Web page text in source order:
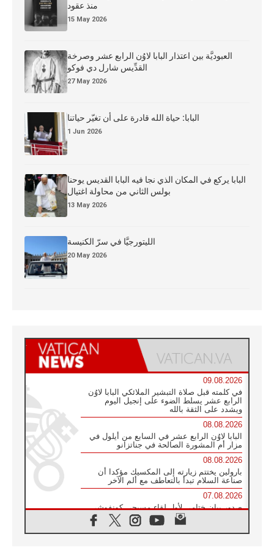
منذ عقود
15 May 2026
العبوديَّة بين اعتذار البابا لاوُن الرابع عشر وصرخة
القدِّيس شارل دي فوكو
27 May 2026
البابا: حياة الله قادرة على أن تغيّر حياتنا
1 Jun 2026
البابا يركع في المكان الذي نجا فيه البابا القديس يوحنا
بولس الثاني من محاولة اغتيال
13 May 2026
الليتورجيَّا في سرّ الكنيسة
20 May 2026
09.08.2026
في كلمته قبل صلاة التبشير الملائكي البابا لاوُن
الرابع عشر يسلط الضوء على إنجيل اليوم
ويشدد على الثقة بالله
08.08.2026
البابا لاوُن الرابع عشر في السابع من أيلول في
مزار أم المشورة الصالحة في جناتزانو
08.08.2026
بارولين يختتم زيارته إلى المكسيك مؤكدا أن
صناعة السلام تبدأ بالتعاطف مع ألم الآخر
07.08.2026
صدور بيان ختامي لأول لقاء مسيحي كونفوشي
بمشاركة الدائرة الفاتيكانية للحوار بين الأديان
07.08.2026